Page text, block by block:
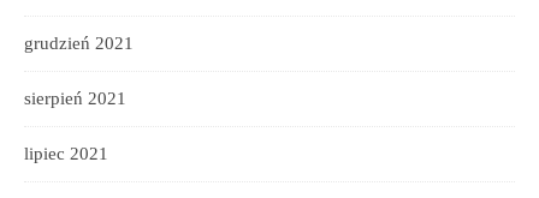
grudzień 2021
sierpień 2021
lipiec 2021